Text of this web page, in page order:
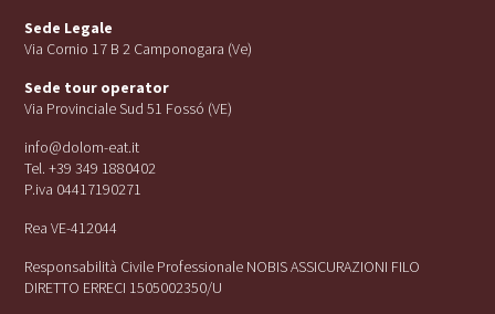
Sede Legale
Via Cornio 17 B 2 Camponogara (Ve)
Sede tour operator
Via Provinciale Sud 51 Fossó (VE)
info@dolom-eat.it
Tel. +39 349 1880402
P.iva 04417190271
Rea VE-412044
Responsabilità Civile Professionale NOBIS ASSICURAZIONI FILO
DIRETTO ERRECI 1505002350/U